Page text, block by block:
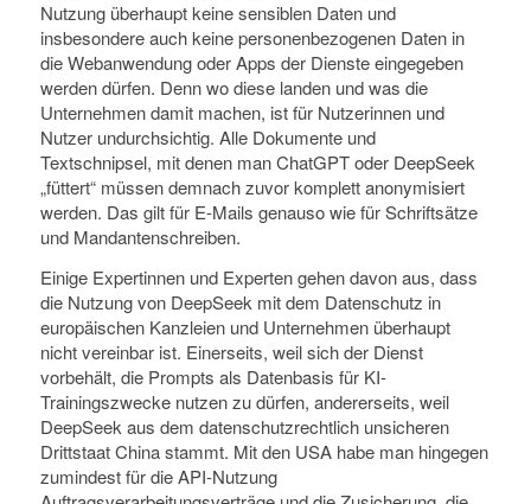
Nutzung überhaupt keine sensiblen Daten und
insbesondere auch keine personenbezogenen Daten in
die Webanwendung oder Apps der Dienste eingegeben
werden dürfen. Denn wo diese landen und was die
Unternehmen damit machen, ist für Nutzerinnen und
Nutzer undurchsichtig. Alle Dokumente und
Textschnipsel, mit denen man ChatGPT oder DeepSeek
„füttert“ müssen demnach zuvor komplett anonymisiert
werden. Das gilt für E-Mails genauso wie für Schriftsätze
und Mandantenschreiben.
Einige Expertinnen und Experten gehen davon aus, dass
die Nutzung von DeepSeek mit dem Datenschutz in
europäischen Kanzleien und Unternehmen überhaupt
nicht vereinbar ist. Einerseits, weil sich der Dienst
vorbehält, die Prompts als Datenbasis für KI-
Trainingszwecke nutzen zu dürfen, andererseits, weil
DeepSeek aus dem datenschutzrechtlich unsicheren
Drittstaat China stammt. Mit den USA habe man hingegen
zumindest für die API-Nutzung